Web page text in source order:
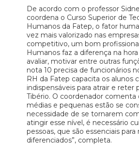
De acordo com o professor
coordena o Curso Superior de
Humanos da Fatep, o fator
vez mais valorizado nas
competitivo, um bom
Humanos faz a diferença na
avaliar, motivar entre outras
nota 10 precisa de funcionários
RH da Fatep capacita os alunos
indispensáveis para atrair e reter
Tibério. O coordenador comenta
médias e pequenas estão se
necessidade de se tornarem
atingir esse nível, é necessário
pessoas, que são essenciais para
diferenciados”, completa.